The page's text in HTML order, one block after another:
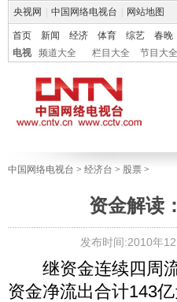
央视网 中国网络电视台 网站地图
首页 新闻 经济 体育 综艺 春晚
电视
频道大全 栏目大全 节目大全
中国网络电视台 > 经济台 > 股票 >
资金解读
发布时间:2010年
继资金连续四周流
资金净流出合计143